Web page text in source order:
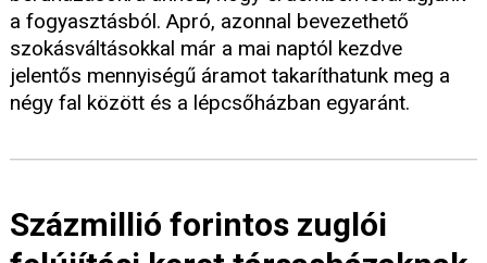
a fogyasztásból. Apró, azonnal bevezethető
szokásváltásokkal már a mai naptól kezdve
jelentős mennyiségű áramot takaríthatunk meg a
négy fal között és a lépcsőházban egyaránt.
Százmillió forintos zuglói